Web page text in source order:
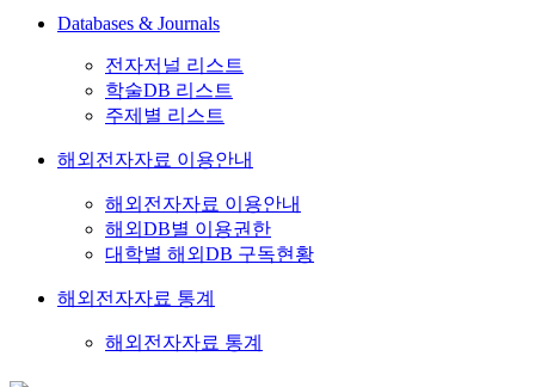
Databases & Journals
전자저널 리스트
학술DB 리스트
주제별 리스트
해외전자자료 이용안내
해외전자자료 이용안내
해외DB별 이용권한
대학별 해외DB 구독현황
해외전자자료 통계
해외전자자료 통계